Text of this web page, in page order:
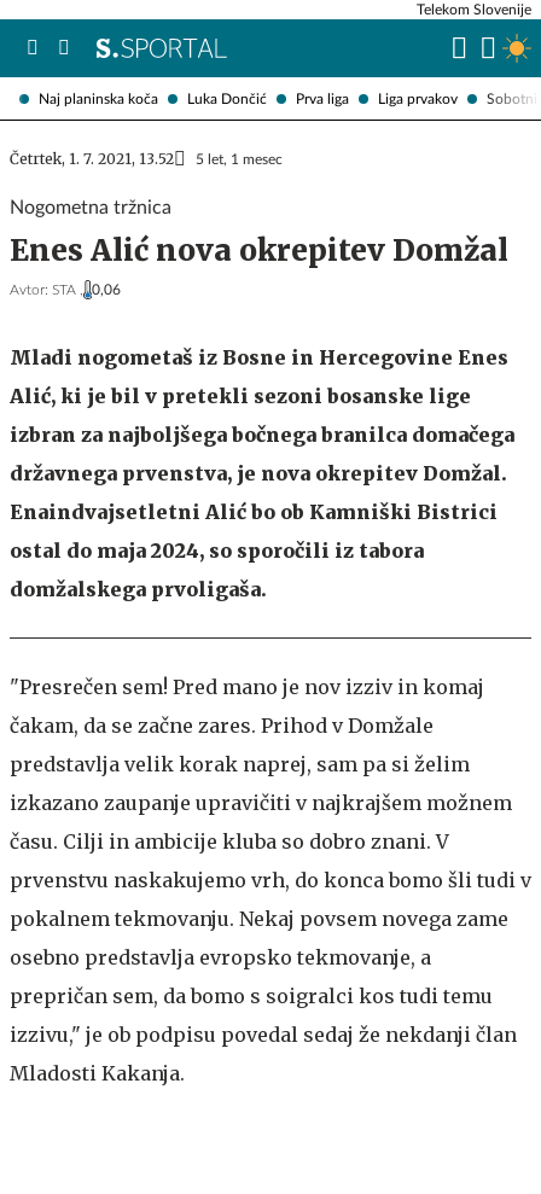
Naj planinska koča Luka Dončić Prva liga Liga prvakov Sobotni
Telekom Slovenije
Četrtek, 1. 7. 2021, 13.52 5 let, 1 mesec
Nogometna tržnica
Enes Alić nova okrepitev Domžal
Avtor: STA , 0,06
Mladi nogometaš iz Bosne in Hercegovine Enes
Alić, ki je bil v pretekli sezoni bosanske lige
izbran za najboljšega bočnega branilca domačega
državnega prvenstva, je nova okrepitev Domžal.
Enaindvajsetletni Alić bo ob Kamniški Bistrici
ostal do maja 2024, so sporočili iz tabora
domžalskega prvoligaša.
"Presrečen sem! Pred mano je nov izziv in komaj
čakam, da se začne zares. Prihod v Domžale
predstavlja velik korak naprej, sam pa si želim
izkazano zaupanje upravičiti v najkrajšem možnem
času. Cilji in ambicije kluba so dobro znani. V
prvenstvu naskakujemo vrh, do konca bomo šli tudi v
pokalnem tekmovanju. Nekaj povsem novega zame
osebno predstavlja evropsko tekmovanje, a
prepričan sem, da bomo s soigralci kos tudi temu
izzivu," je ob podpisu povedal sedaj že nekdanji član
Mladosti Kakanja.